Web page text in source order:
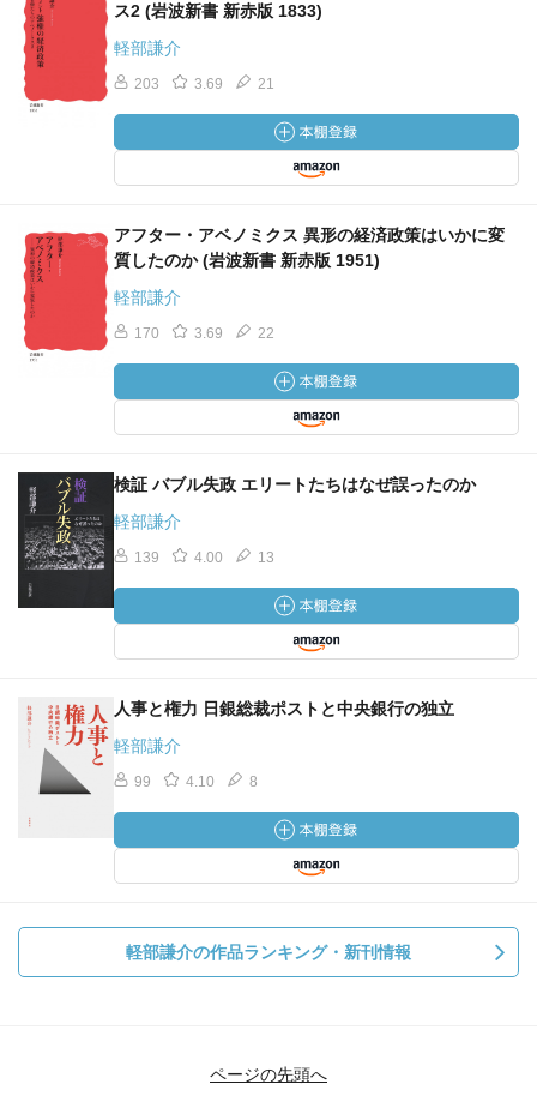
ス2 (岩波新書 新赤版 1833)
軽部謙介
203 3.69 21
アフター・アベノミクス 異形の経済政策はいかに変
質したのか (岩波新書 新赤版 1951)
軽部謙介
170 3.69 22
検証 バブル失政 エリートたちはなぜ誤ったのか
軽部謙介
139 4.00 13
人事と権力 日銀総裁ポストと中央銀行の独立
軽部謙介
99 4.10 8
軽部謙介の作品ランキング・新刊情報
ページの先頭へ